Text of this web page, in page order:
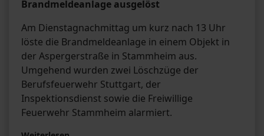
Brandmeldeanlage ausgelöst
Am Dienstagnachmittag um kurz nach 13 Uhr
löste die Brandmeldeanlage in einem Objekt in
der Aspergerstraße in Stammheim aus.
Umgehend wurden zwei Löschzüge der
Berufsfeuerwehr Stuttgart, der
Inspektionsdienst sowie die Freiwillige
Feuerwehr Stammheim alarmiert.